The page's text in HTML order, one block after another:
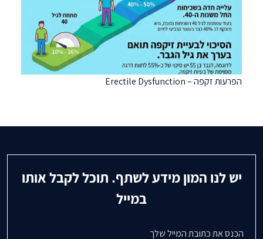
הפרעות זקפה – Erectile Dysfunction
יש לנו המון מידע לשתף. תוכל לקבל אותו
במייל